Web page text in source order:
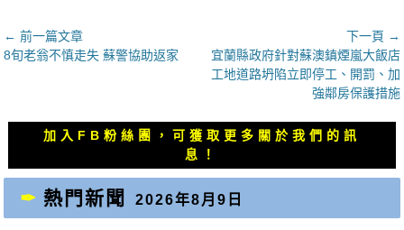
文
章
← 前一篇文章
上
8旬老翁不慎走失 蘇警協助返家
下一頁 →
下
一
章：
宜蘭縣政府針對蘇澳鎮煙嵐大飯店
工地道路坍陷立即停工、開罰、加
強鄰房保護措施
加入FB粉絲團，可獲取更多關於我們的訊
息！
熱門新聞 2026年8月9日